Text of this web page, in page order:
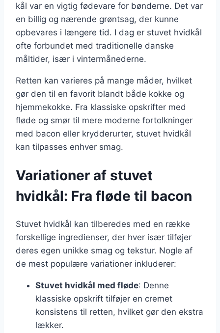
kål var en vigtig fødevare for bønderne. Det var
en billig og nærende grøntsag, der kunne
opbevares i længere tid. I dag er stuvet hvidkål
ofte forbundet med traditionelle danske
måltider, især i vintermånederne.
Retten kan varieres på mange måder, hvilket
gør den til en favorit blandt både kokke og
hjemmekokke. Fra klassiske opskrifter med
fløde og smør til mere moderne fortolkninger
med bacon eller krydderurter, stuvet hvidkål
kan tilpasses enhver smag.
Variationer af stuvet
hvidkål: Fra fløde til bacon
Stuvet hvidkål kan tilberedes med en række
forskellige ingredienser, der hver især tilføjer
deres egen unikke smag og tekstur. Nogle af
de mest populære variationer inkluderer:
Stuvet hvidkål med fløde: Denne
klassiske opskrift tilføjer en cremet
konsistens til retten, hvilket gør den ekstra
lækker.